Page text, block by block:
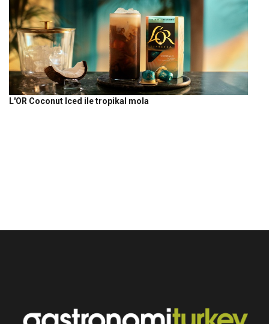
L'OR Coconut Iced ile tropikal mola